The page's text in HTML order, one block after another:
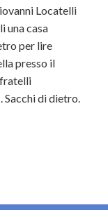
Locatelli
una casa
per lire
presso il
di dietro.